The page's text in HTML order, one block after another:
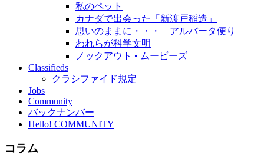
私のペット
カナダで出会った「新渡戸稲造」
思いのままに・・・ アルバータ便り
われらが科学文明
ノックアウト • ムービーズ
Classifieds
クラシファイド規定
Jobs
Community
バックナンバー
Hello! COMMUNITY
コラム